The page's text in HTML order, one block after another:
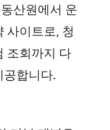
산원에서 운
사이트로, 청
조회까지 다
공합니다.